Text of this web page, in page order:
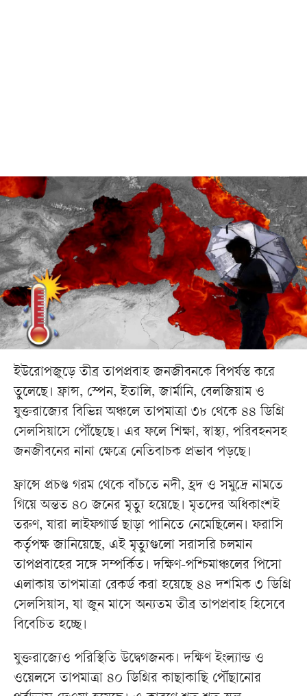
ইউরোপজুড়ে তীব্র তাপপ্রবাহ জনজীবনকে বিপর্যস্ত করে
তুলেছে। ফ্রান্স, স্পেন, ইতালি, জার্মানি, বেলজিয়াম ও
যুক্তরাজ্যের বিভিন্ন অঞ্চলে তাপমাত্রা ৩৮ থেকে ৪৪ ডিগ্রি
সেলসিয়াসে পৌঁছেছে। এর ফলে শিক্ষা, স্বাস্থ্য, পরিবহনসহ
জনজীবনের নানা ক্ষেত্রে নেতিবাচক প্রভাব পড়ছে।
ফ্রান্সে প্রচণ্ড গরম থেকে বাঁচতে নদী, হ্রদ ও সমুদ্রে নামতে
গিয়ে অন্তত ৪০ জনের মৃত্যু হয়েছে। মৃতদের অধিকাংশই
তরুণ, যারা লাইফগার্ড ছাড়া পানিতে নেমেছিলেন। ফরাসি
কর্তৃপক্ষ জানিয়েছে, এই মৃত্যুগুলো সরাসরি চলমান
তাপপ্রবাহের সঙ্গে সম্পর্কিত। দক্ষিণ-পশ্চিমাঞ্চলের পিসো
এলাকায় তাপমাত্রা রেকর্ড করা হয়েছে ৪৪ দশমিক ৩ ডিগ্রি
সেলসিয়াস, যা জুন মাসে অন্যতম তীব্র তাপপ্রবাহ হিসেবে
বিবেচিত হচ্ছে।
যুক্তরাজ্যেও পরিস্থিতি উদ্বেগজনক। দক্ষিণ ইংল্যান্ড ও
ওয়েলসে তাপমাত্রা ৪০ ডিগ্রির কাছাকাছি পৌঁছানোর